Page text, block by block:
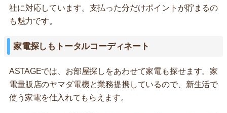
社に対応しています。支払った分だけポイントが貯まるの
も魅力です。
家電探しもトータルコーディネート
ASTAGEでは、お部屋探しをあわせて家電も探せます。家
電量販店のヤマダ電機と業務提携しているので、新生活で
使う家電を仕入れてもらえます。